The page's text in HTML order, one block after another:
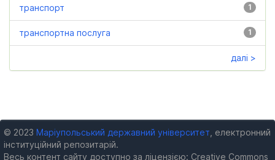
1
транспорт
1
транспортна послуга
далі >
© 2023 Маріупольський державний університет , електронний
інституційний репозитарій.
Весь контент сайту доступно за ліцензією: Creative Commons